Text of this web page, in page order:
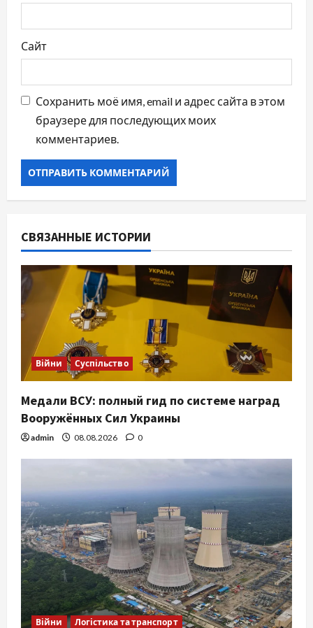
Сайт
Сохранить моё имя, email и адрес сайта в этом
браузере для последующих моих
комментариев.
СВЯЗАННЫЕ ИСТОРИИ
Війни Суспільство
Медали ВСУ: полный гид по системе наград
Вооружённых Сил Украины
admin 08.08.2026 0
Війни Логістика та транспорт